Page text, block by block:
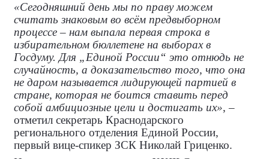
«Сегодняшний день мы по праву можем
считать знаковым во всём предвыборном
процессе – нам выпала первая строка в
избирательном бюллетене на выборах в
Госдуму. Для „Единой России“ это отнюдь не
случайность, а доказательство того, что она
не даром называется лидирующей партией в
стране, которая не боится ставить перед
собой амбициозные цели и достигать их», –
отметил секретарь Краснодарского
регионального отделения Единой России,
первый вице-спикер ЗСК Николай Гриценко.